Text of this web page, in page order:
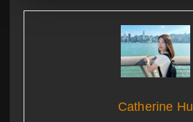
Catherine Hu